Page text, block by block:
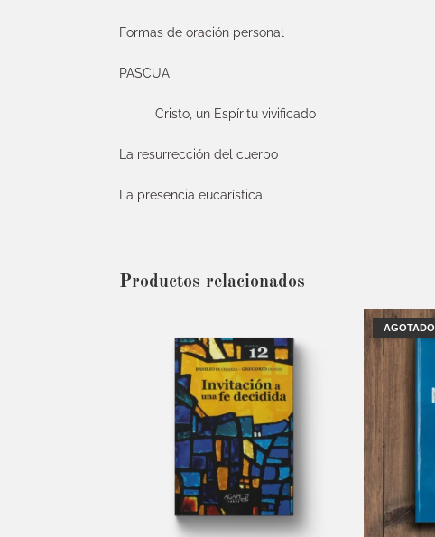
Formas de oración personal
PASCUA
Cristo, un Espíritu vivificado
La resurrección del cuerpo
La presencia eucarística
Productos relacionados
AGOTADO